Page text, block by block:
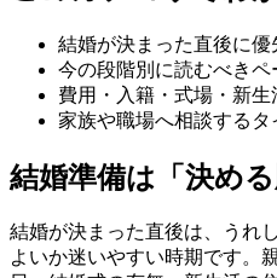
結婚が決まった直後に優
今の段階別に読むべきペ
費用・入籍・式場・新生
家族や職場へ相談するタ
結婚準備は「決め
結婚が決まった直後は、うれ
よいか迷いやすい時期です。